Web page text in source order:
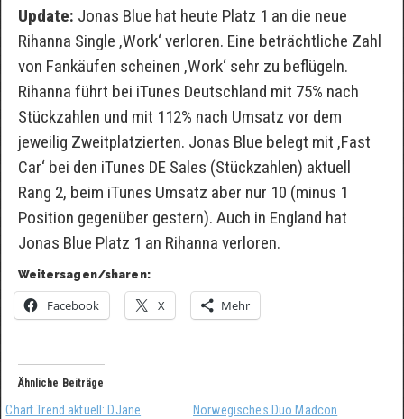
Update: Jonas Blue hat heute Platz 1 an die neue
Rihanna Single ‚Work‘ verloren. Eine beträchtliche Zahl
von Fankäufen scheinen ‚Work‘ sehr zu beflügeln.
Rihanna führt bei iTunes Deutschland mit 75% nach
Stückzahlen und mit 112% nach Umsatz vor dem
jeweilig Zweitplatzierten. Jonas Blue belegt mit ‚Fast
Car‘ bei den iTunes DE Sales (Stückzahlen) aktuell
Rang 2, beim iTunes Umsatz aber nur 10 (minus 1
Position gegenüber gestern). Auch in England hat
Jonas Blue Platz 1 an Rihanna verloren.
Weitersagen/sharen:
Facebook X Mehr
Ähnliche Beiträge
Chart Trend aktuell: DJane
Norwegisches Duo Madcon